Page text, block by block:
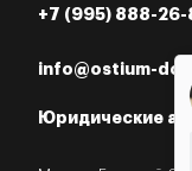
+7 (995) 888-26-
info@ostium-
Юридические